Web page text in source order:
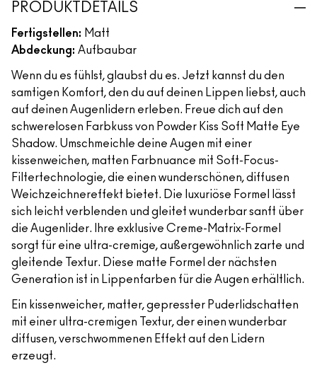
PRODUKTDETAILS
Fertigstellen: Matt
Abdeckung: Aufbaubar
Wenn du es fühlst, glaubst du es. Jetzt kannst du den
samtigen Komfort, den du auf deinen Lippen liebst, auch
auf deinen Augenlidern erleben. Freue dich auf den
schwerelosen Farbkuss von Powder Kiss Soft Matte Eye
Shadow. Umschmeichle deine Augen mit einer
kissenweichen, matten Farbnuance mit Soft-Focus-
Filtertechnologie, die einen wunderschönen, diffusen
Weichzeichnereffekt bietet. Die luxuriöse Formel lässt
sich leicht verblenden und gleitet wunderbar sanft über
die Augenlider. Ihre exklusive Creme-Matrix-Formel
sorgt für eine ultra-cremige, außergewöhnlich zarte und
gleitende Textur. Diese matte Formel der nächsten
Generation ist in Lippenfarben für die Augen erhältlich.
Ein kissenweicher, matter, gepresster Puderlidschatten
mit einer ultra-cremigen Textur, der einen wunderbar
diffusen, verschwommenen Effekt auf den Lidern
erzeugt.